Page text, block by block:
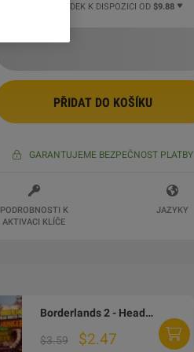
7 VÍCE NABÍDEK K DISPOZICI OD $9.88
PŘIDAT DO KOŠÍKU
GARANTUJEME BEZPEČNOST PLATBY
PODROBNOSTI K
AKTIVACI KLÍČE
JAZYKY
Borderlands 2 - Headhunter Pack 2: Wattle Gobbler DLC Steam CD Key (MAC OS X)
$3.59 $2.47